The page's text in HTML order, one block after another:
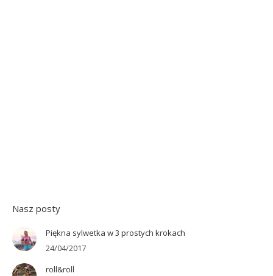
Nasz posty
Piękna sylwetka w 3 prostych krokach
24/04/2017
roll&roll